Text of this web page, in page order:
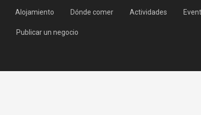
Alojamiento Dónde comer Actividades
Publicar un negocio